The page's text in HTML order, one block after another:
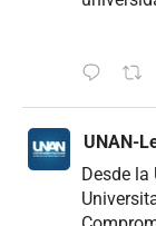
UNAN-
Desde la